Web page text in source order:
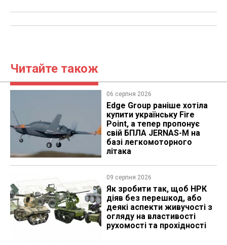
Читайте також
06 серпня 2026
Edge Group раніше хотіла
купити українську Fire
Point, а тепер пропонує
свій БПЛА JERNAS-M на
базі легкомоторного
літака
09 серпня 2026
Як зробити так, щоб НРК
діяв без перешкод, або
деякі аспекти живучості з
огляду на властивості
рухомості та прохідності